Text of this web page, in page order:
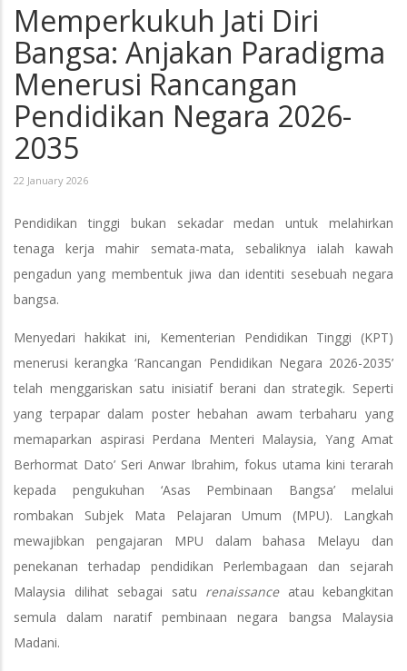
Memperkukuh Jati Diri
Bangsa: Anjakan Paradigma
Menerusi Rancangan
Pendidikan Negara 2026-
2035
22 January 2026
Pendidikan tinggi bukan sekadar medan untuk melahirkan
tenaga kerja mahir semata-mata, sebaliknya ialah kawah
pengadun yang membentuk jiwa dan identiti sesebuah negara
bangsa.
Menyedari hakikat ini, Kementerian Pendidikan Tinggi (KPT)
menerusi kerangka ‘Rancangan Pendidikan Negara 2026-2035’
telah menggariskan satu inisiatif berani dan strategik. Seperti
yang terpapar dalam poster hebahan awam terbaharu yang
memaparkan aspirasi Perdana Menteri Malaysia, Yang Amat
Berhormat Dato’ Seri Anwar Ibrahim, fokus utama kini terarah
kepada pengukuhan ‘Asas Pembinaan Bangsa’ melalui
rombakan Subjek Mata Pelajaran Umum (MPU). Langkah
mewajibkan pengajaran MPU dalam bahasa Melayu dan
penekanan terhadap pendidikan Perlembagaan dan sejarah
Malaysia dilihat sebagai satu renaissance atau kebangkitan
semula dalam naratif pembinaan negara bangsa Malaysia
Madani.